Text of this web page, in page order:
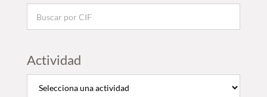
Actividad